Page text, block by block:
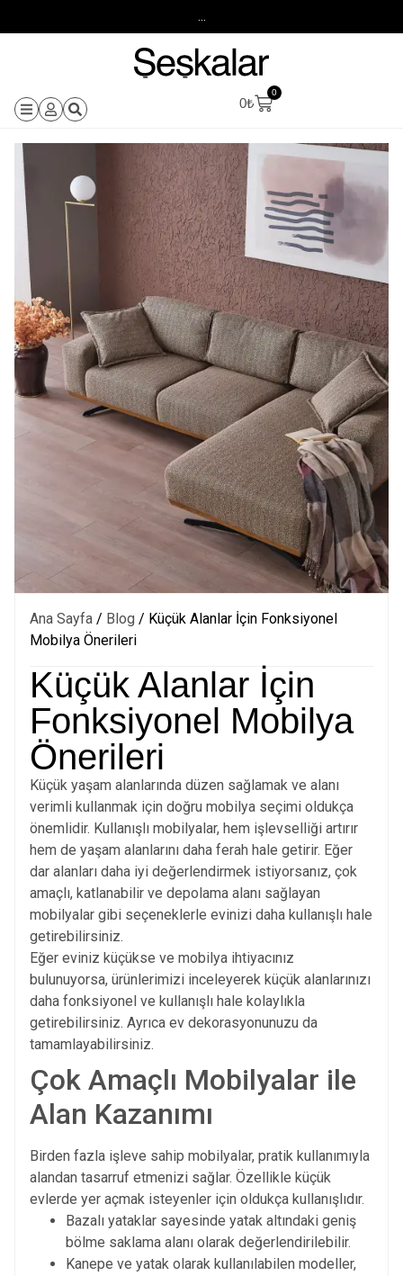
0₺
0
Ana Sayfa / Blog / Küçük Alanlar İçin Fonksiyonel
Mobilya Önerileri
Küçük Alanlar İçin
Fonksiyonel Mobilya
Önerileri
Küçük yaşam alanlarında düzen sağlamak ve alanı
verimli kullanmak için doğru mobilya seçimi oldukça
önemlidir. Kullanışlı mobilyalar, hem işlevselliği artırır
hem de yaşam alanlarını daha ferah hale getirir. Eğer
dar alanları daha iyi değerlendirmek istiyorsanız, çok
amaçlı, katlanabilir ve depolama alanı sağlayan
mobilyalar gibi seçeneklerle evinizi daha kullanışlı hale
getirebilirsiniz.
Eğer eviniz küçükse ve mobilya ihtiyacınız
bulunuyorsa, ürünlerimizi inceleyerek küçük alanlarınızı
daha fonksiyonel ve kullanışlı hale kolaylıkla
getirebilirsiniz. Ayrıca ev dekorasyonunuzu da
tamamlayabilirsiniz.
Çok Amaçlı Mobilyalar ile
Alan Kazanımı
Birden fazla işleve sahip mobilyalar, pratik kullanımıyla
alandan tasarruf etmenizi sağlar. Özellikle küçük
evlerde yer açmak isteyenler için oldukça kullanışlıdır.
Bazalı yataklar sayesinde yatak altındaki geniş
bölme saklama alanı olarak değerlendirilebilir.
Kanepe ve yatak olarak kullanılabilen modeller,